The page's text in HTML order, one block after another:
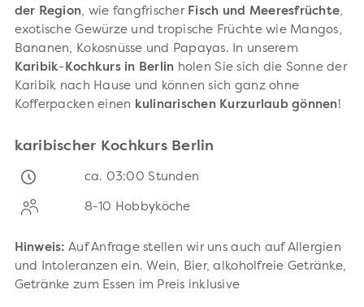
der Region, wie fangfrischer Fisch und Meeresfrüchte,
exotische Gewürze und tropische Früchte wie Mangos,
Bananen, Kokosnüsse und Papayas. In unserem
Karibik- Kochkurs in Berlin holen Sie sich die Sonne der
Karibik nach Hause und können sich ganz ohne
Kofferpacken einen kulinarischen Kurzurlaub gönnen!
karibischer Kochkurs Berlin
ca. 03:00 Stunden
8-10 Hobbyköche
Hinweis: Auf Anfrage stellen wir uns auch auf Allergien
und Intoleranzen ein. Wein, Bier, alkoholfreie Getränke,
Getränke zum Essen im Preis inklusive